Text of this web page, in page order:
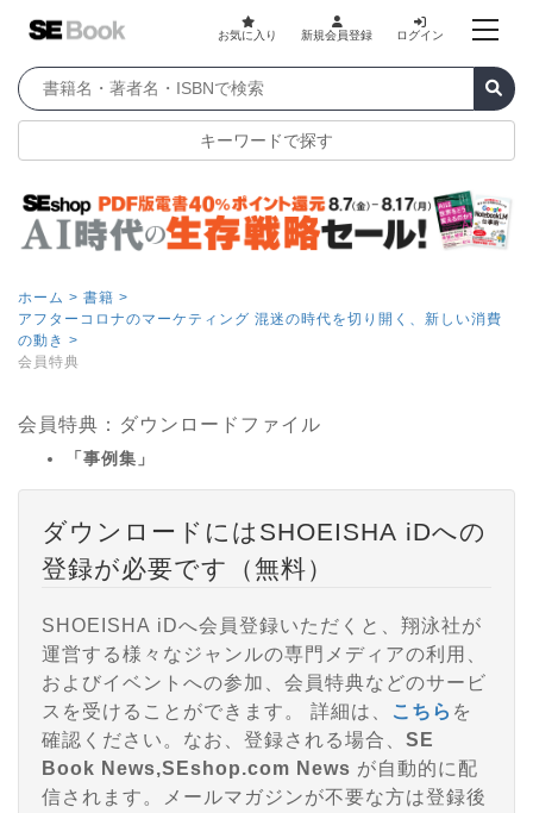
お気に入り 新規会員登録 ログイン
キーワードで探す
ホーム > 書籍 >
アフターコロナのマーケティング 混迷の時代を切り開く、新しい消費
の動き >
会員特典
会員特典：ダウンロードファイル
「事例集」
ダウンロードにはSHOEISHA iDへの
登録が必要です（無料）
SHOEISHA iDへ会員登録いただくと、翔泳社が
運営する様々なジャンルの専門メディアの利用、
およびイベントへの参加、会員特典などのサービ
スを受けることができます。 詳細は、
こちら を
確認ください。なお、登録される場合、 SE
Book News,SEshop.com News が自動的に配
信されます。メールマガジンが不要な方は登録後